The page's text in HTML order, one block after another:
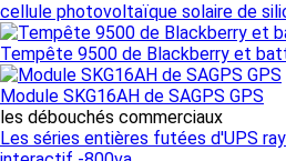
cellule photovoltaïque solaire de
Tempête 9500 de Blackberry et
Module SKG16AH de SAGPS GPS
les débouchés commerciaux
Les séries entières futées d'UPS